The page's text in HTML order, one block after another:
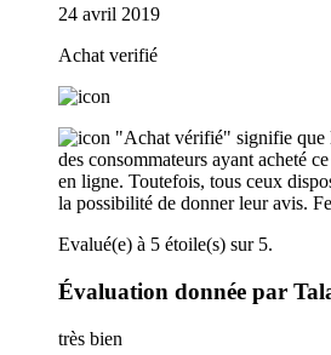
24 avril 2019
Achat verifié
"Achat vérifié" signifie que
des consommateurs ayant acheté
en ligne. Toutefois, tous ceux
la possibilité de donner leur avis.
Evalué(e) à 5 étoile(s) sur 5.
Évaluation donnée par
très bien